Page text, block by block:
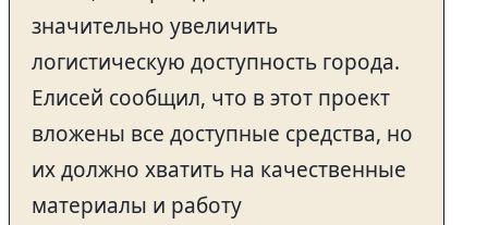
значительно увеличить
логистическую доступность города.
Елисей сообщил, что в этот проект
вложены все доступные средства, но
их должно хватить на качественные
материалы и работу